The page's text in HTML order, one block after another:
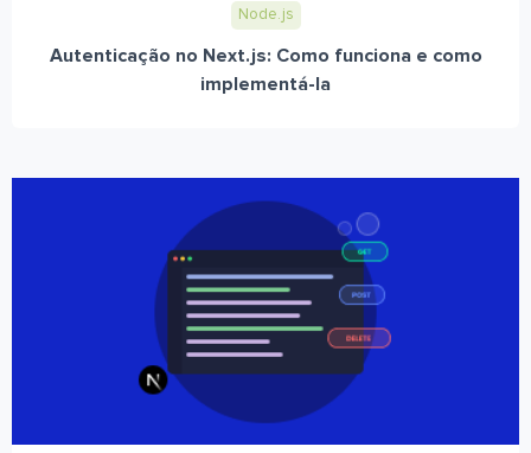
Node.js
Autenticação no Next.js: Como funciona e como
implementá-la